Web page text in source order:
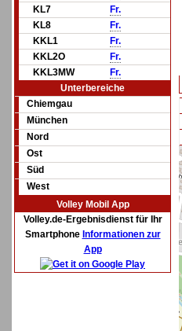
KL7
Fr.
KL8
Fr.
KKL1
Fr.
KKL2O
Fr.
KKL3MW
Fr.
Unterbereiche
Chiemgau
München
Nord
Ost
Süd
West
Volley Mobil App
Volley.de-Ergebnisdienst für Ihr
Smartphone Informationen zur
App